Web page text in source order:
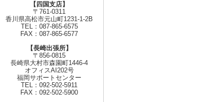
【四国支店】
〒761-0311
香川県高松市元山町1231-1-2B
TEL：087-865-6575
FAX：087-865-6577
【長崎出張所】
〒856-0815
長崎県大村市森園町1446-4
オフィスAI202号
福岡サポートセンター
TEL：092-502-5911
FAX：092-502-5900